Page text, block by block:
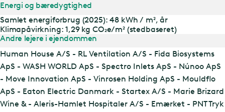
Energi og bæredygtighed
Samlet energiforbrug (2025): 48 kWh / m², år
Klimapåvirkning: 1,29 kg CO₂e/m² (stedbaseret)
Andre lejere i ejendommen
Human House A/S - RL Ventilation A/S - Fida Biosystems
ApS - WASH WORLD ApS - Spectro Inlets ApS - Núnoo ApS
- Move Innovation ApS - Vinrosen Holding ApS - Mouldflo
ApS - Eaton Electric Danmark - Startex A/S - Marie Brizard
Wine & - Aleris-Hamlet Hospitaler A/S - Emærket - PNT Tryk